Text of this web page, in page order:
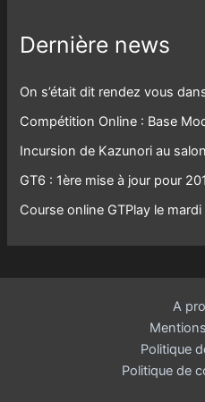
Dernière news
On s’était dit rendez vous
Compétition Online : Base
Incursion de Kazunori au
GT6 : 1ère mise à jour pour
Course online GTPlay le mardi
A
Politique
Politique de